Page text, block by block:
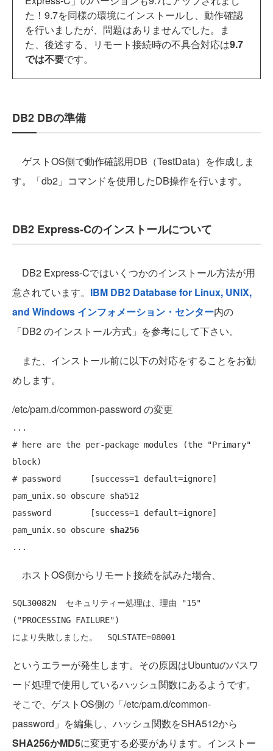
た！9.7を同様の環境にインストールし、動作確認
を行いましたが、問題はありませんでした。ま
た、後述する、リモート接続時の不具合対応は9.7
では不要です。
DB2 DBの準備
ゲストOS側で動作確認用DB（TestData）を作成しま
す。「db2」コマンドを使用したDB操作を行います。
DB2 Express-Cのインストールについて
DB2 Express-Cではいくつかのインストール方法が用
意されています。 IBM DB2 Database for Linux, UNIX,
and Windows インフォメーション・センター内の
「DB2 のインストール方式」を参考にして下さい。
また、インストール前に以下の対応をすることをお勧
めします。
/etc/pam.d/common-password の変更
...
# here are the per-package modules (the "Primary"
block)
# password      [success=1 default=ignore]
pam_unix.so obscure sha512
password        [success=1 default=ignore]
pam_unix.so obscure sha256
ホストOS側からリモート接続を試みた場合、
SQL30082N  セキュリティー処理は、理由 "15"
("PROCESSING FAILURE")
というエラーが発生します。その原因はUbuntuのパスワ
ード処理で使用しているハッシュ関数にあるようです。
そこで、ゲストOS側の「/etc/pam.d/common-
password」を編集し、ハッシュ関数をSHA512から
SHA256かMD5に変更する必要があります。インストー